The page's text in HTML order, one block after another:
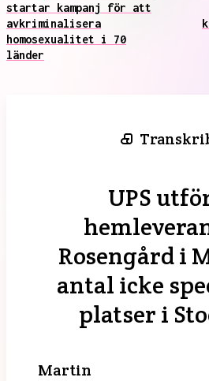
startar kampanj för att
avkriminalisera
homosexualitet i 70
länder
UPS
Rosengård i
antal icke
platser i
Martin